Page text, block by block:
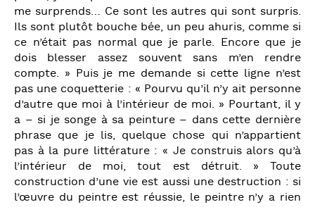
me surprends… Ce sont les autres qui sont surpris.
Ils sont plutôt bouche bée, un peu ahuris, comme si
ce n’était pas normal que je parle. Encore que je
dois blesser assez souvent sans m’en rendre
compte. » Puis je me demande si cette ligne n’est
pas une coquetterie : « Pourvu qu’il n’y ait personne
d’autre que moi à l’intérieur de moi. » Pourtant, il y
a – si je songe à sa peinture – dans cette dernière
phrase que je lis, quelque chose qui n’appartient
pas à la pure littérature : « Je construis alors qu’à
l’intérieur de moi, tout est détruit. » Toute
construction d’une vie est aussi une destruction : si
l’œuvre du peintre est réussie, le peintre n’y a rien